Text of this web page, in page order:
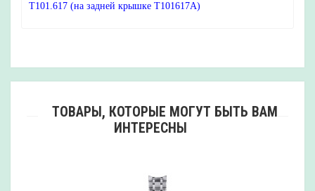
T101.617 (на задней крышке T101617A)
ТОВАРЫ, КОТОРЫЕ МОГУТ БЫТЬ ВАМ
ИНТЕРЕСНЫ